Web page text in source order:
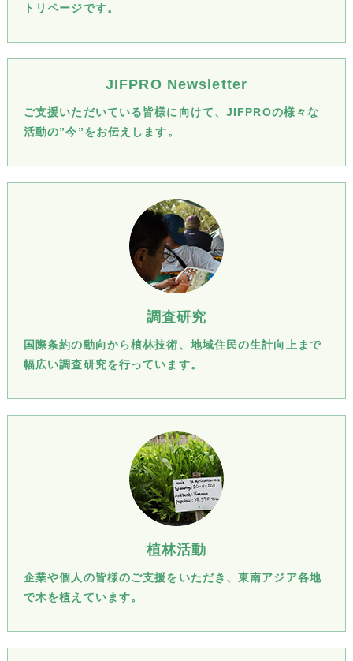
トリページです。
JIFPRO Newsletter
ご支援いただいている皆様に向けて、JIFPROの様々な
活動の”今”をお伝えします。
調査研究
国際条約の動向から植林技術、地域住民の生計向上まで
幅広い調査研究を行っています。
植林活動
企業や個人の皆様のご支援をいただき、東南アジア各地
で木を植えています。